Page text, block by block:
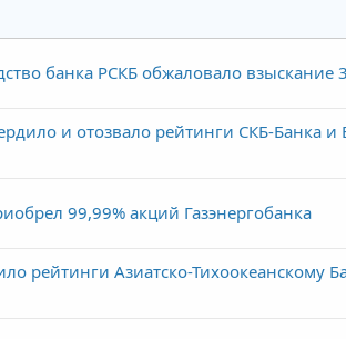
банка РСКБ обжаловало взыскание
и отозвало рейтинги СКБ-Банка
99,99% акций Газэнергобанка
рейтинги Азиатско-Тихоокеанскому